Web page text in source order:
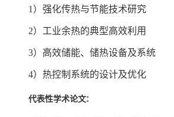
1）强化传热与节能技术研究
2）工业余热的典型高效利用
3）高效储能、储热设备及系统
4）热控制系统的设计及优化
代表性学术论文: